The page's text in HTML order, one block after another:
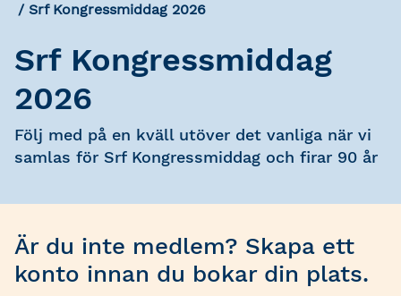
Srf Kongressmiddag 2026
Srf Kongressmiddag
2026
Följ med på en kväll utöver det vanliga när vi
samlas för Srf Kongressmiddag och firar 90 år
Är du inte medlem? Skapa ett
konto innan du bokar din plats.